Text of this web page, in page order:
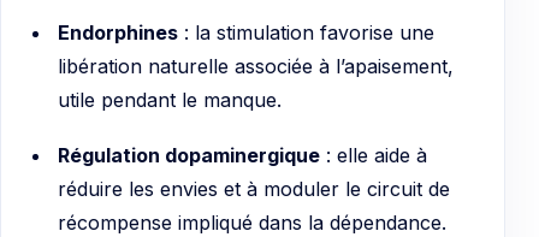
Endorphines: la stimulation favorise une
libération naturelle associée à l’apaisement,
utile pendant le manque.
Régulation dopaminergique: elle aide à
réduire les envies et à moduler le circuit de
récompense impliqué dans la dépendance.